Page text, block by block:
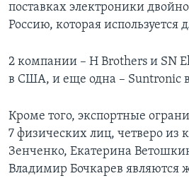
поставках электроники
Россию, которая
2 компании – H Brothers и SN
в США, и еще одна – Suntronic
Кроме того, экспортные
7 физических лиц, четверо из
Зенченко, Екатерина
Владимир Бочкарев являются